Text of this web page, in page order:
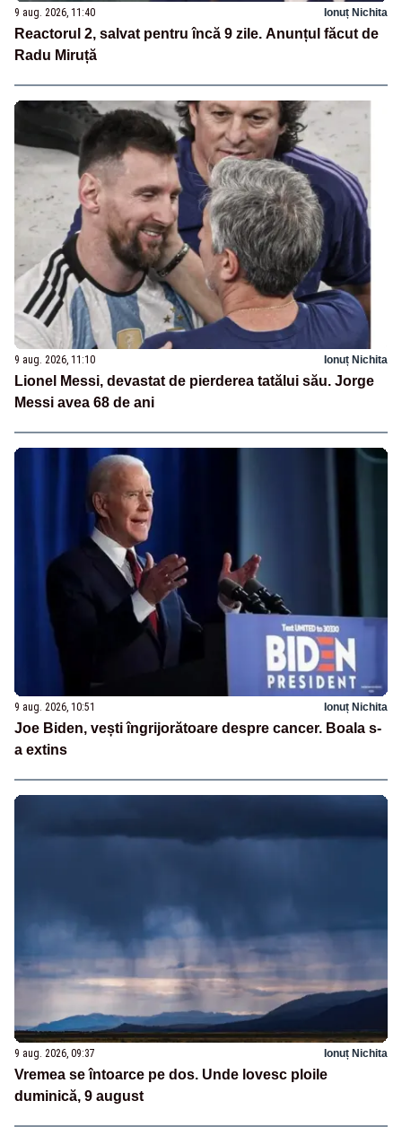
9 aug. 2026, 11:40 Ionuț Nichita
Reactorul 2, salvat pentru încă 9 zile. Anunțul făcut de
Radu Miruță
9 aug. 2026, 11:10 Ionuț Nichita
Lionel Messi, devastat de pierderea tatălui său. Jorge
Messi avea 68 de ani
9 aug. 2026, 10:51 Ionuț Nichita
Joe Biden, vești îngrijorătoare despre cancer. Boala s-
a extins
9 aug. 2026, 09:37 Ionuț Nichita
Vremea se întoarce pe dos. Unde lovesc ploile
duminică, 9 august